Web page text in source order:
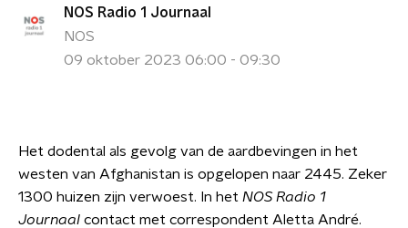
NOS Radio 1 Journaal
NOS
09 oktober 2023 06:00 - 09:30
Het dodental als gevolg van de aardbevingen in het
westen van Afghanistan is opgelopen naar 2445. Zeker
1300 huizen zijn verwoest. In het NOS Radio 1
Journaal contact met correspondent Aletta André.